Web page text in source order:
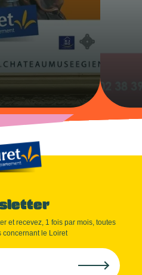
et recevez, 1 fois par mois, toutes
concernant le Loiret